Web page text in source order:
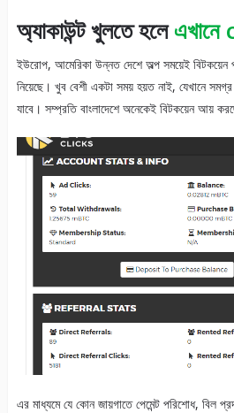
অ্যাকাউন্ট খুলতে হলে
ইউরোপ, আমেরিকা উন্নত দেশে অল্প সময়েই বিটকয়েন
নিয়েছে। খুব বেশী একটা সময় হয়ত নাই, যেখানে
যাবে। সম্প্রতি বাংলাদেশে অনেকেই বিটকয়েন আয়
এর মাধ্যমে যে কোন জায়গাতে পেমেন্ট পরিশোধ, বিল